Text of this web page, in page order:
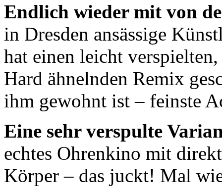
Endlich wieder mit von
in Dresden ansässige
hat einen leicht
Hard ähnelnden Remix
ihm gewohnt ist – feinste
Eine sehr verspulte
echtes Ohrenkino mit
Körper – das juckt! Mal